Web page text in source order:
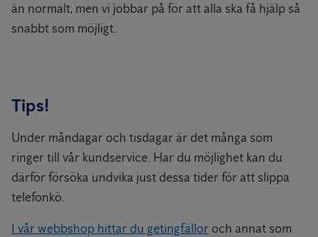
än normalt, men vi jobbar på för att alla ska få hjälp så
snabbt som möjligt.
Tips!
Under måndagar och tisdagar är det många som
ringer till vår kundservice. Har du möjlighet kan du
därför försöka undvika just dessa tider för att slippa
telefonkö.
I vår webbshop hittar du getingfällor och annat som